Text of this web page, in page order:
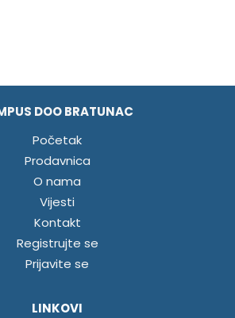
DOO BRATUNAC
Početak
Prodavnica
O nama
Vijesti
Kontakt
Registrujte se
Prijavite se
LINKOVI